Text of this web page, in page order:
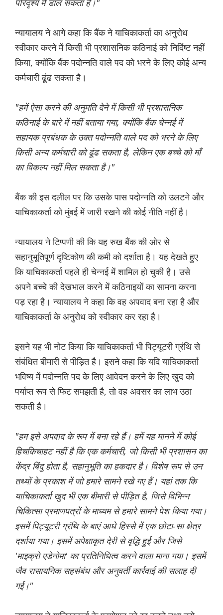
परिदृश्य में डाल सकता है।"
न्यायालय ने आगे कहा कि बैंक ने याचिकाकर्ता का अनुरोध
स्वीकार करने में किसी भी प्रशासनिक कठिनाई को निर्दिष्ट नहीं
किया, क्योंकि बैंक पदोन्नति वाले पद को भरने के लिए कोई अन्य
कर्मचारी ढूंढ सकता है।
"हमें ऐसा करने की अनुमति देने में किसी भी प्रशासनिक
कठिनाई के बारे में नहीं बताया गया, क्योंकि बैंक चेन्नई में
सहायक प्रबंधक के उक्त पदोन्नति वाले पद को भरने के लिए
किसी अन्य कर्मचारी को ढूंढ सकता है, लेकिन एक बच्चे को माँ
का विकल्प नहीं मिल सकता है।"
बैंक की इस दलील पर कि उसके पास पदोन्नति को उलटने और
याचिकाकर्ता को मुंबई में जारी रखने की कोई नीति नहीं है।
न्यायालय ने टिप्पणी की कि यह रुख बैंक की ओर से
सहानुभूतिपूर्ण दृष्टिकोण की कमी को दर्शाता है। यह देखते हुए
कि याचिकाकर्ता पहले ही चेन्नई में शामिल हो चुकी है। उसे
अपने बच्चे की देखभाल करने में कठिनाइयों का सामना करना
पड़ रहा है। न्यायालय ने कहा कि वह अपवाद बना रहा है और
याचिकाकर्ता के अनुरोध को स्वीकार कर रहा है।
इसने यह भी नोट किया कि याचिकाकर्ता भी पिट्यूटरी ग्रंथि से
संबंधित बीमारी से पीड़ित है। इसने कहा कि यदि याचिकाकर्ता
भविष्य में पदोन्नति पद के लिए आवेदन करने के लिए खुद को
पर्याप्त रूप से फिट समझती है, तो वह अवसर का लाभ उठा
सकती है।
"हम इसे अपवाद के रूप में बना रहे हैं। हमें यह मानने में कोई
हिचकिचाहट नहीं है कि एक कर्मचारी, जो किसी भी प्रशासन का
केंद्र बिंदु होता है, सहानुभूति का हकदार है। विशेष रूप से उन
तथ्यों के प्रकाश में जो हमारे सामने रखे गए हैं। यहां तक ​​कि
याचिकाकर्ता खुद भी एक बीमारी से पीड़ित है, जिसे विभिन्न
चिकित्सा प्रमाणपत्रों के माध्यम से हमारे सामने पेश किया गया।
इसमें पिट्यूटरी ग्रंथि के बाएं आधे हिस्से में एक छोटा-सा क्षेत्र
दर्शाया गया। इसमें अपेक्षाकृत देरी से वृद्धि हुई और जिसे
'माइक्रो एडेनोमा' का प्रतिनिधित्व करने वाला माना गया। इसमें
जैव रासायनिक सहसंबंध और अनुवर्ती कार्रवाई की सलाह दी
गई।"